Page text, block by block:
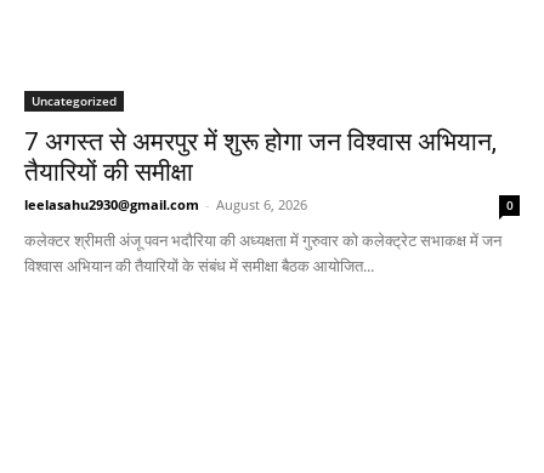
Uncategorized
7 अगस्त से अमरपुर में शुरू होगा जन विश्वास अभियान,
तैयारियों की समीक्षा
leelasahu2930@gmail.com - August 6, 2026 0
कलेक्टर श्रीमती अंजू पवन भदौरिया की अध्यक्षता में गुरुवार को कलेक्ट्रेट सभाकक्ष में जन
विश्वास अभियान की तैयारियों के संबंध में समीक्षा बैठक आयोजित...